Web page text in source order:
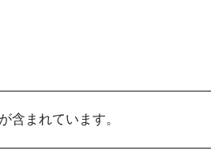
含まれています。